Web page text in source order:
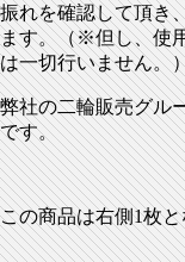
振れを確認して頂き
ます。（※但し、使
は一切行いません
弊社の二輪販売グル
です。
この商品は右側1枚